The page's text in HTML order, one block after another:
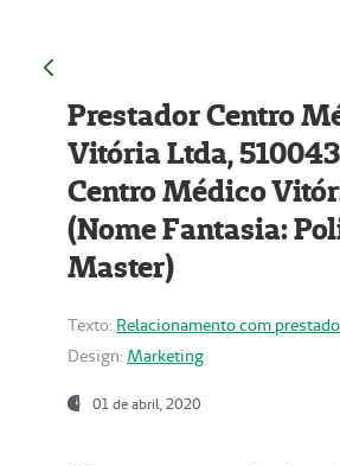
Prestador Centro
Vitória Ltda,
Centro Médico
(Nome Fantasia:
Master)
Texto: Relacionamento com
Design: Marketing
01 de abril, 2020